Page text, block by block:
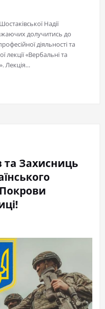
Надії
долучитись до
діяльності та
лекції «Вербальні та
Лекція…
та Захисниць